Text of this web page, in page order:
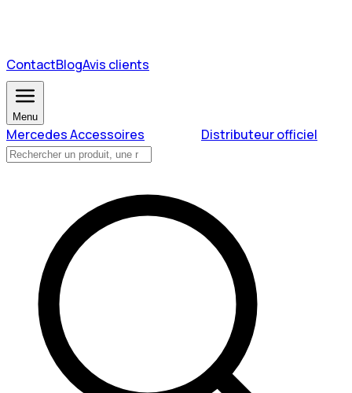
ContactBlogAvis clients
Menu
Mercedes Accessoires Distributeur officiel